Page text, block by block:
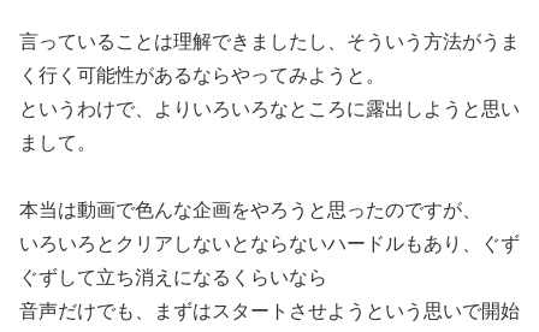
言っていることは理解できましたし、そういう方法がうま
く行く可能性があるならやってみようと。
というわけで、よりいろいろなところに露出しようと思い
まして。
本当は動画で色んな企画をやろうと思ったのですが、
いろいろとクリアしないとならないハードルもあり、ぐず
ぐずして立ち消えになるくらいなら
音声だけでも、まずはスタートさせようという思いで開始